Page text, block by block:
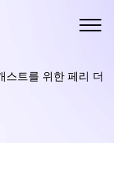
스트를 위한 페리 더